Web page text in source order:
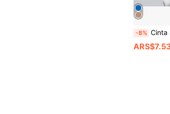
-8% Cinta atlética blanca, súper